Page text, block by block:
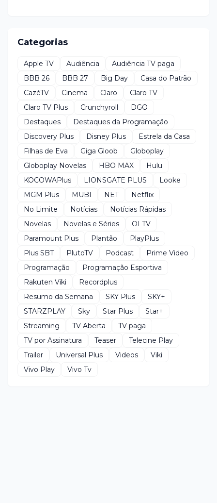
Categorias
Apple TV Audiência
Audiência TV paga
BBB 26
BBB 27 Big Day
Casa do Patrão
CazéTV
Cinema Claro
Claro TV
Claro TV Plus
Crunchyroll
DGO
Destaques
Destaques da Programação
Discovery Plus
Disney Plus
Estrela da Casa
Filhas de Eva
Giga Gloob
Globoplay
Globoplay Novelas
HBO MAX
Hulu
KOCOWAPlus
LIONSGATE PLUS
Looke
MGM Plus
MUBI NET
Netflix
No Limite
Notícias
Notícias Rápidas
Novelas
Novelas e Séries
OI TV
Paramount Plus
Plantão
PlayPlus
Plus SBT
PlutoTV Podcast
Prime Video
Programação
Programação Esportiva
Rakuten Viki
Recordplus
Resumo da Semana
SKY Plus
SKY+
STARZPLAY
Sky Star Plus
Star+
Streaming
TV Aberta
TV paga
TV por Assinatura
Teaser
Telecine Play
Trailer
Universal Plus Videos
Viki
Vivo Play
Vivo Tv